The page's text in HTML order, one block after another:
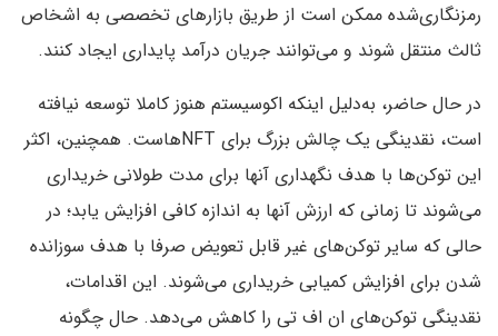
رمزنگاری‌شده ممکن است از طریق بازارهای تخصصی به اشخاص
ثالث منتقل شوند و می‌توانند جریان درآمد پایداری ایجاد کنند.
در حال حاضر، به‌دلیل اینکه اکوسیستم هنوز کاملا توسعه نیافته
است، نقدینگی یک چالش بزرگ برای NFTهاست. همچنین، اکثر
این توکن‌ها با هدف نگهداری آنها برای مدت طولانی خریداری
می‌شوند تا زمانی که ارزش آنها به اندازه کافی افزایش یابد؛ در
حالی که سایر توکن‌های غیر قابل تعویض صرفا با هدف سوزانده
شدن برای افزایش کمیابی خریداری می‌شوند. این اقدامات،
نقدینگی توکن‌های ان اف تی را کاهش می‌دهد. حال چگونه